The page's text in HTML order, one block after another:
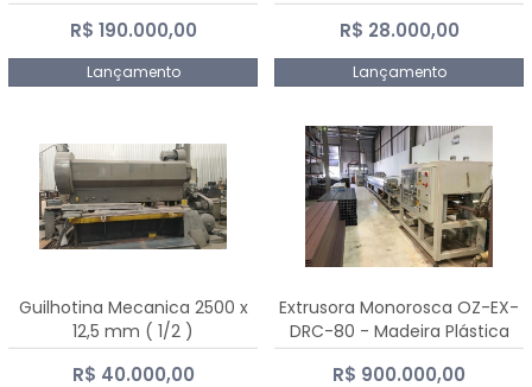
R$ 190.000,00
Lançamento
R$ 28.000,00
Lançamento
Guilhotina Mecanica 2500 x
12,5 mm ( 1/2 )
R$ 40.000,00
Extrusora Monorosca OZ-EX-
DRC-80 - Madeira Plástica
R$ 900.000,00